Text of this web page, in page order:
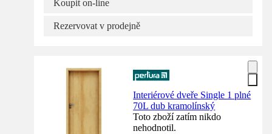
Koupit on-line
Rezervovat v prodejně
Interiérové dveře Single 1 plné
70L dub kramolínský
Toto zboží zatím nikdo
nehodnotil.